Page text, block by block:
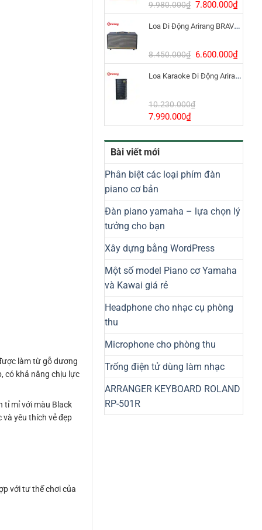
8.800.000₫.
9.980.000₫ Giá
gốc
là:
7.800.000₫Giá
hiện
tại
Loa Di Động Arirang BRAVO 8 800W Có Micro
8.450.000₫ Giá
gốc
là:
6.600.000₫Giá
hiện
tại
Loa Karaoke Di Động Arirang EDGE-X Model I
10.230.000₫
Giá
gốc
là:
10.230.000₫.
7.990.000₫Giá
hiện
tại
7.990.000₫.
Bài viết mới
Phân biệt các loại phím đàn
piano cơ bản
Đàn piano yamaha – lựa chọn lý
tưởng cho bạn
Xây dựng bằng WordPress
Một số model Piano cơ Yamaha
và Kawai giá rẻ
Headphone cho nhạc cụ phòng
thu
Microphone cho phòng thu
Trống điện tử dùng làm nhạc
ARRANGER KEYBOARD ROLAND
RP-501R
làm từ gỗ dương
có khả năng chịu lực
tỉ mỉ với màu Black
yêu thích vẻ đẹp
với tư thế chơi của